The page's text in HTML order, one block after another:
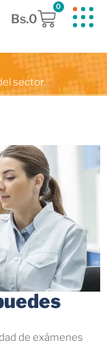
Bs.0
0
sector.
de exámenes